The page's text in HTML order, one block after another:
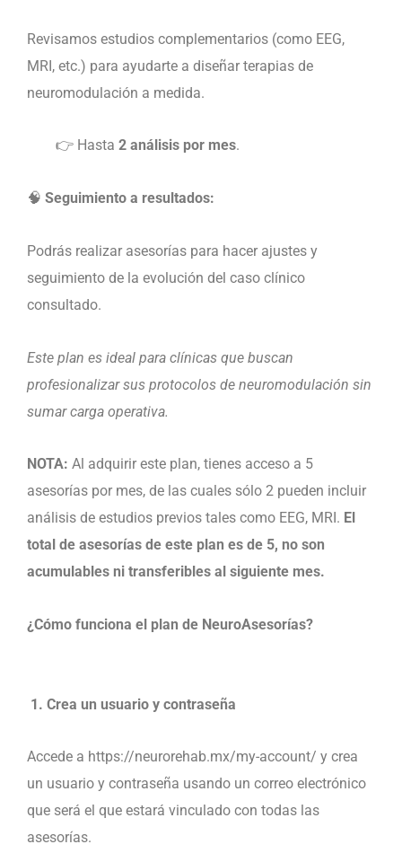
Revisamos estudios complementarios (como EEG,
MRI, etc.) para ayudarte a diseñar terapias de
neuromodulación a medida.
👉 Hasta 2 análisis por mes.
🧠 Seguimiento a resultados:
Podrás realizar asesorías para hacer ajustes y
seguimiento de la evolución del caso clínico
consultado.
Este plan es ideal para clínicas que buscan
profesionalizar sus protocolos de neuromodulación sin
sumar carga operativa.
NOTA: Al adquirir este plan, tienes acceso a 5
asesorías por mes, de las cuales sólo 2 pueden incluir
análisis de estudios previos tales como EEG, MRI. El
total de asesorías de este plan es de 5, no son
acumulables ni transferibles al siguiente mes.
¿Cómo funciona el plan de NeuroAsesorías?
1. Crea un usuario y contraseña
Accede a https://neurorehab.mx/my-account/ y crea
un usuario y contraseña usando un correo electrónico
que será el que estará vinculado con todas las
asesorías.